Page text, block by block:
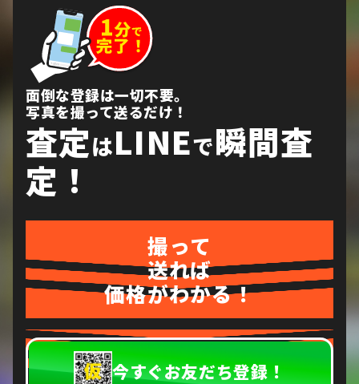
面倒な登録は一切不要。
写真を撮って送るだけ！
査定はLINEで瞬間査
定！
撮って
送れば
価格がわかる！
今すぐお友だち登録！